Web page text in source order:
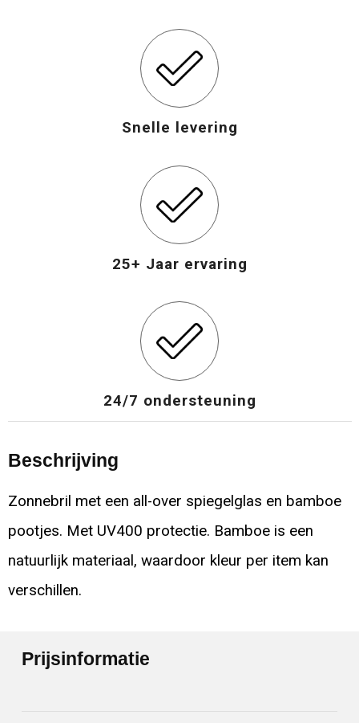
Snelle levering
25+ Jaar ervaring
24/7 ondersteuning
Beschrijving
Zonnebril met een all-over spiegelglas en bamboe
pootjes. Met UV400 protectie. Bamboe is een
natuurlijk materiaal, waardoor kleur per item kan
verschillen.
Prijsinformatie